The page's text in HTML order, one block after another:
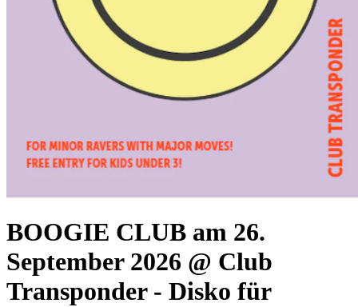
BOOGIE CLUB am 26.
September 2026 @ Club
Transponder - Disko für